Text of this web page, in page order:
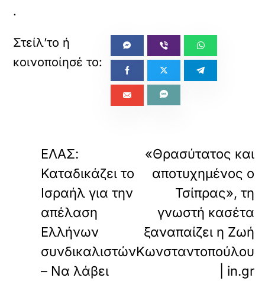
.
ΕΛΑΣ:
Καταδικάζει το
Ισραήλ για την
απέλαση
Ελλήνων
συνδικαλιστών
– Να λάβει
«Θρασύτατος και
αποτυχημένος ο
Τσίπρας», τη
γνωστή κασέτα
ξαναπαίζει η Ζωή
Κωνσταντοπούλου
| in.gr